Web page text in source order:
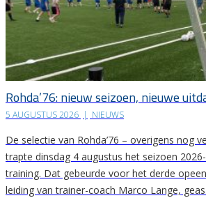
Rohda’76: nieuw seizoen, nieuwe
5 AUGUSTUS 2026 | NIEUWS
De selectie van Rohda’76 – overigens nog
trapte dinsdag 4 augustus het seizoen
training. Dat gebeurde voor het derde
leiding van trainer-coach Marco Lange,